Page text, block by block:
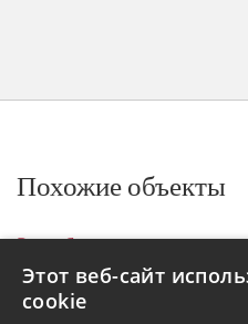
Похожие объекты
Все объекты на продажу
Manilva Beach
Этот веб-сайт
cookie